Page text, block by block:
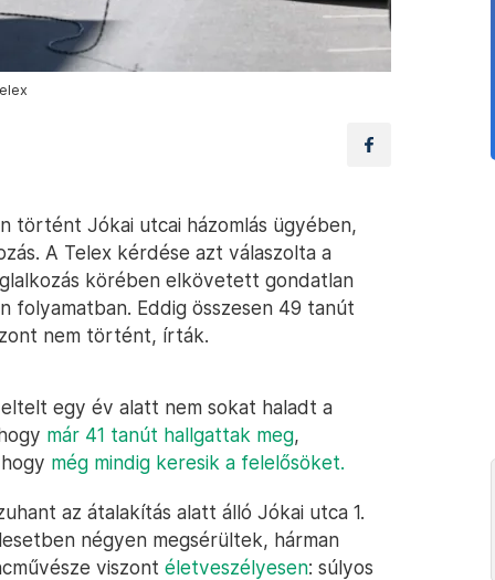
történt Jókai utcai házomlás ügyében,
A Telex kérdése azt válaszolta a
körében elkövetett gondatlan
folyamatban. Eddig összesen 49 tanút
nem történt, írták.
egy év alatt nem sokat haladt a
már 41 tanút hallgattak meg,
még mindig keresik a felelősöket.
az átalakítás alatt álló Jókai utca 1.
négyen megsérültek, hárman
viszont életveszélyesen: súlyos